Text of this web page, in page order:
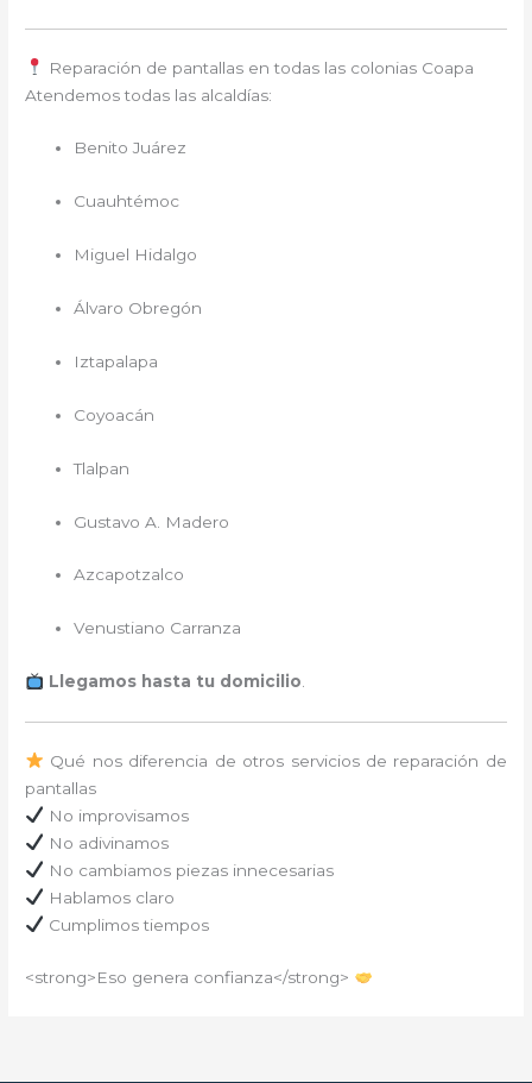
Reparación de pantallas en todas las colonias Coapa
Atendemos todas las alcaldías:
Benito Juárez
Cuauhtémoc
Miguel Hidalgo
Álvaro Obregón
Iztapalapa
Coyoacán
Tlalpan
Gustavo A. Madero
Azcapotzalco
Venustiano Carranza
Llegamos hasta tu domicilio
Qué nos diferencia de otros servicios de reparación de
pantallas
No improvisamos
No adivinamos
No cambiamos piezas innecesarias
Hablamos claro
Cumplimos tiempos
<strong>Eso genera confianza</strong>